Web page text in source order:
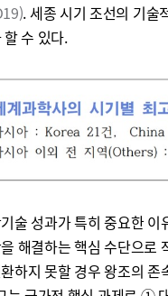
. 세종 시기 조선의 기술
수 있다.
술 성과가 특히 중요한
해결하는 핵심 수단으로
하지 못할 경우 왕조의